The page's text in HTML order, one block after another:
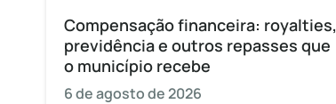
Compensação financeira: royalties,
previdência e outros repasses que
o município recebe
6 de agosto de 2026